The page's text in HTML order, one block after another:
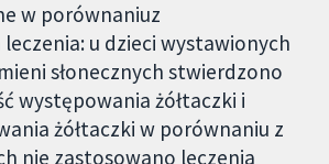
w porównaniuz
u dzieci wystawionych
słonecznych stwierdzono
występowania żółtaczki i
żółtaczki w porównaniu z
nie zastosowano leczenia